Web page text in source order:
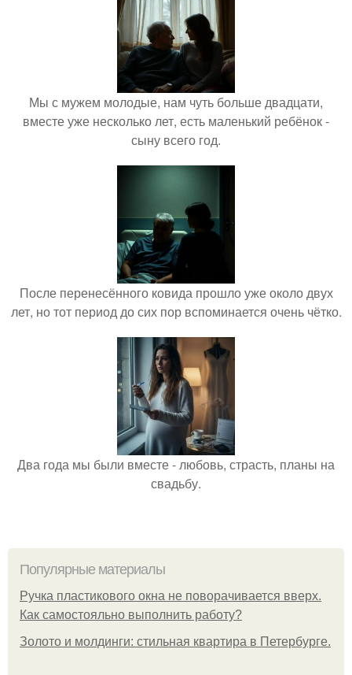
Мы с мужем молодые, нам чуть больше двадцати,
вместе уже несколько лет, есть маленький ребёнок -
сыну всего год.
После перенесённого ковида прошло уже около двух
лет, но тот период до сих пор вспоминается очень чётко.
Два года мы были вместе - любовь, страсть, планы на
свадьбу.
Популярные материалы
Ручка пластикового окна не поворачивается вверх.
Как самостояльно выполнить работу?
Золото и молдинги: стильная квартира в Петербурге.